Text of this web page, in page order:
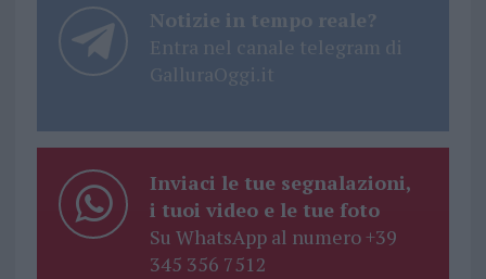
Notizie in tempo reale?
Entra nel canale telegram di
GalluraOggi.it
Inviaci le tue segnalazioni,
i tuoi video e le tue foto
Su WhatsApp al numero +39
345 356 7512